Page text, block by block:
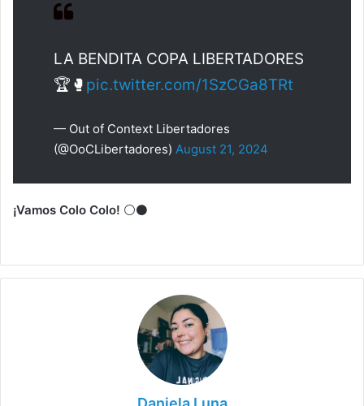
LA BENDITA COPA LIBERTADORES
🏆🥊 pic.twitter.com/1SzCGa8TRt
— Out of Context Libertadores
(@OoCLibertadores) August 21, 2024
¡Vamos Colo Colo! ⚪️⚫️